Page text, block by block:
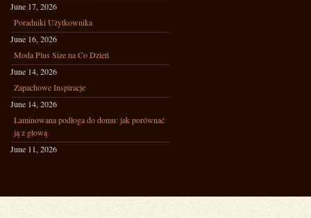
June 17, 2026
Poradniki Użytkownika
June 16, 2026
Moda Plus Size na Co Dzień
June 14, 2026
Zapachowe Inspiracje
June 14, 2026
Laminowana podłoga do domu: jak porównać
ją z głową
June 11, 2026